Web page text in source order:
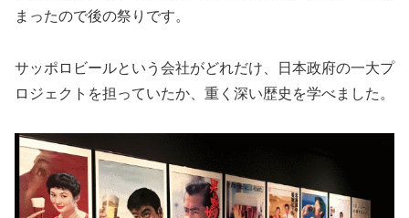
まったので後の祭りです。
サッポロビールという会社がどれだけ、日本政府の一大プ
ロジェクトを担っていたか、重く深い歴史を学べました。